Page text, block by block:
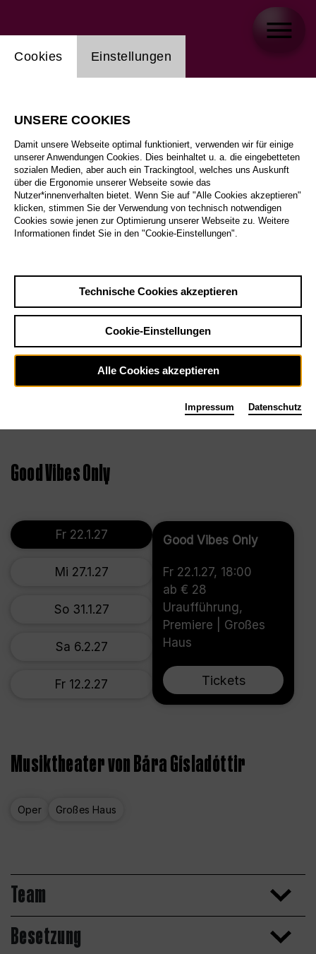
Good Vibes Only
Fr 22.1.27
Mi 27.1.27
So 31.1.27
Sa 6.2.27
Fr 12.2.27
Good Vibes Only
Fr 22.1.27, 18:00
ab € 28
Uraufführung,
Premiere | Großes
Haus
Tickets
Musiktheater von Bára Gísladóttir
Oper Großes Haus
Team
Besetzung
Einstellung Website Cookie
Cookies Einstellungen
UNSERE COOKIES
Damit unsere Webseite optimal funktioniert, verwenden wir für einige
unserer Anwendungen Cookies. Dies beinhaltet u. a. die eingebetteten
sozialen Medien, aber auch ein Trackingtool, welches uns Auskunft
über die Ergonomie unserer Webseite sowie das
Nutzer*innenverhalten bietet. Wenn Sie auf "Alle Cookies akzeptieren"
klicken, stimmen Sie der Verwendung von technisch notwendigen
Cookies sowie jenen zur Optimierung unserer Webseite zu. Weitere
Informationen findet Sie in den "Cookie-Einstellungen".
Technische Cookies akzeptieren
Cookie-Einstellungen
Alle Cookies akzeptieren
Impressum Datenschutz